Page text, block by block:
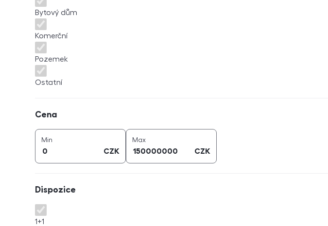
Bytový dům
Komerční
Pozemek
Ostatní
Cena
Min
CZK
Maxcena (
CZK
Dispozice
Dispozice
1+1